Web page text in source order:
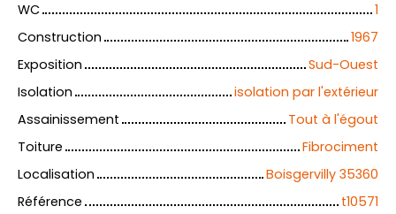
WC
1
Construction
1967
Exposition
Sud-Ouest
Isolation
isolation par l'extérieur
Assainissement
Tout à l'égout
Toiture
Fibrociment
Localisation
Boisgervilly 35360
Référence
t10571